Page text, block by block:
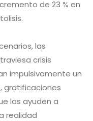
de 23 % en
las
crisis
impulsivamente un
gratificaciones
las ayuden a
realidad